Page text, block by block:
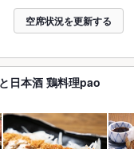
空席状況を更新する
日本酒 鶏料理pao